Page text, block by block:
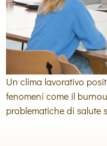
Un clima lavorativo
fenomeni come il
problematiche di salute